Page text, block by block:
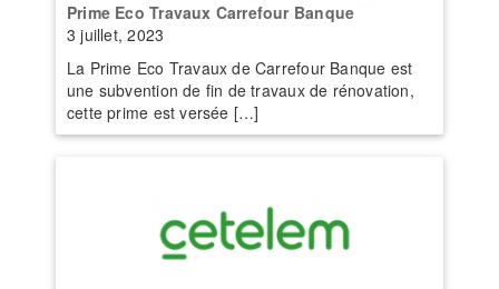
Prime Eco Travaux Carrefour Banque
3 juillet, 2023
La Prime Eco Travaux de Carrefour Banque est
une subvention de fin de travaux de rénovation,
cette prime est versée […]